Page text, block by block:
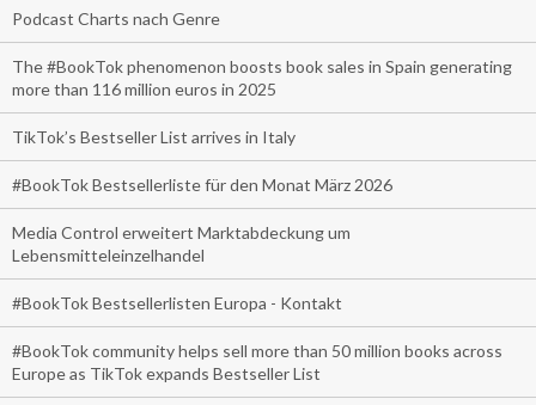
Podcast Charts nach Genre
The #BookTok phenomenon boosts book sales in Spain generating
more than 116 million euros in 2025
TikTok’s Bestseller List arrives in Italy
#BookTok Bestsellerliste für den Monat März 2026
Media Control erweitert Marktabdeckung um
Lebensmitteleinzelhandel
#BookTok Bestsellerlisten Europa - Kontakt
#BookTok community helps sell more than 50 million books across
Europe as TikTok expands Bestseller List